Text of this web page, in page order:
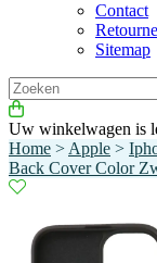
Contact
Sitemap
Uw winkelwagen is
Home > Apple >
Back Cover Color